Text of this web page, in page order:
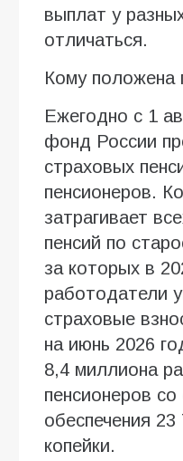
выплат у
отличаться.
Кому положена
Ежегодно с 1
фонд России
страховых
пенсионеров.
затрагивает
пенсий по
за которых в
работодатели
страховые
на июнь 2026
8,4 миллиона
пенсионеров
обеспечения
копейки.